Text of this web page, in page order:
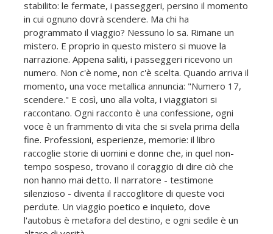
stabilito: le fermate, i passeggeri, persino il momento
in cui ognuno dovrà scendere. Ma chi ha
programmato il viaggio? Nessuno lo sa. Rimane un
mistero. E proprio in questo mistero si muove la
narrazione. Appena saliti, i passeggeri ricevono un
numero. Non c'è nome, non c'è scelta. Quando arriva il
momento, una voce metallica annuncia: "Numero 17,
scendere." E così, uno alla volta, i viaggiatori si
raccontano. Ogni racconto è una confessione, ogni
voce è un frammento di vita che si svela prima della
fine. Professioni, esperienze, memorie: il libro
raccoglie storie di uomini e donne che, in quel non-
tempo sospeso, trovano il coraggio di dire ciò che
non hanno mai detto. Il narratore - testimone
silenzioso - diventa il raccoglitore di queste voci
perdute. Un viaggio poetico e inquieto, dove
l'autobus è metafora del destino, e ogni sedile è un